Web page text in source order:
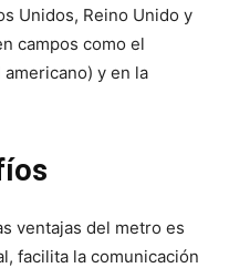
Unidos, Reino Unido y
campos como el
y en la
ventajas del metro es
facilita la comunicación